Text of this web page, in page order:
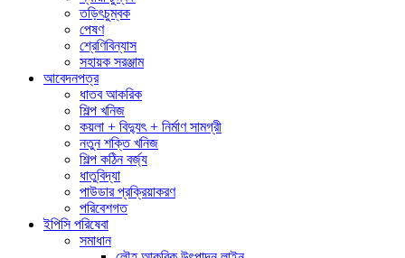
তড়িৎচুম্বক
পেষণ
শ্রেণিবিন্যাস
সহায়ক সরঞ্জাম
আবেদনপত্র
ধাতব আকরিক
শিল্প খনিজ
কয়লা + বিদ্যুৎ + নির্মাণ সামগ্রী
নতুন শক্তি খনিজ
শিল্প কঠিন বর্জ্য
ধাতুবিদ্যা
পাউডার প্রক্রিয়াকরণ
পরিবেশগত
ইপিসি পরিষেবা
সমাধান